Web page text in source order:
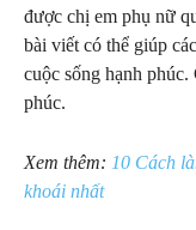
được chị em phụ nữ
bài viết có thể giúp
cuộc sống hạnh
phúc.
Xem thêm: 10 Cách
khoái nhất